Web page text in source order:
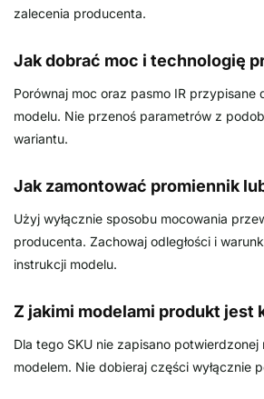
zalecenia producenta.
Jak dobrać moc i technologię
Porównaj moc oraz pasmo IR przypisane
modelu. Nie przenoś parametrów z
wariantu.
Jak zamontować promiennik
Użyj wyłącznie sposobu mocowania
producenta. Zachowaj odległości i
instrukcji modelu.
Z jakimi modelami produkt jest
Dla tego SKU nie zapisano potwierdzonej
modelem. Nie dobieraj części wyłącznie